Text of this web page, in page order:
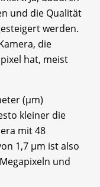
und die Qualität
werden.
die
hat, meist
(µm)
kleiner die
mit 48
1,7 µm ist also
und